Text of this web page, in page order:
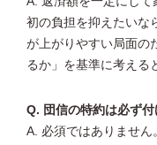
初の負担を抑えたいな
が上がりやすい局面の
るか」を基準に考える
Q. 団信の特約は必ず付
A. 必須ではありませ